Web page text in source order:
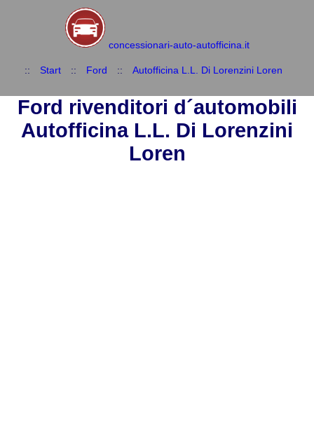
concessionari-auto-autofficina.it
:: Start :: Ford :: Autofficina L.L. Di Lorenzini Loren
Ford rivenditori d´automobili
Autofficina L.L. Di Lorenzini
Loren